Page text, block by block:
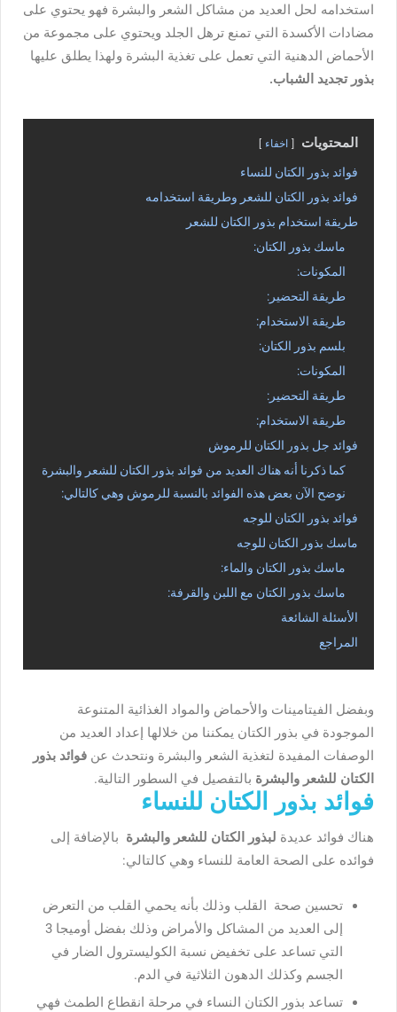
استخدامه لحل العديد من مشاكل الشعر والبشرة فهو يحتوي على
مضادات الأكسدة التي تمنع ترهل الجلد ويحتوي على مجموعة من
الأحماض الدهنية التي تعمل على تغذية البشرة ولهذا يطلق عليها
بذور تجديد الشباب.
المحتويات اخفاء
فوائد بذور الكتان للنساء
فوائد بذور الكتان للشعر وطريقة استخدامه
طريقة استخدام بذور الكتان للشعر
ماسك بذور الكتان:
المكونات:
طريقة التحضير:
طريقة الاستخدام:
بلسم بذور الكتان:
المكونات:
طريقة التحضير:
طريقة الاستخدام:
فوائد جل بذور الكتان للرموش
كما ذكرنا أنه هناك العديد من فوائد بذور الكتان للشعر والبشرة
نوضح الآن بعض هذه الفوائد بالنسبة للرموش وهي كالتالي:
فوائد بذور الكتان للوجه
ماسك بذور الكتان للوجه
ماسك بذور الكتان والماء:
ماسك بذور الكتان مع اللبن والقرفة:
الأسئلة الشائعة
المراجع
وبفضل الفيتامينات والأحماض والمواد الغذائية المتنوعة
الموجودة في بذور الكتان يمكننا من خلالها إعداد العديد من
الوصفات المفيدة لتغذية الشعر والبشرة ونتحدث عن فوائد بذور
الكتان للشعر والبشرة بالتفصيل في السطور التالية.
فوائد بذور الكتان للنساء
هناك فوائد عديدة لبذور الكتان للشعر والبشرة بالإضافة إلى
فوائده على الصحة العامة للنساء وهي كالتالي:
تحسين صحة القلب وذلك بأنه يحمي القلب من التعرض
إلى العديد من المشاكل والأمراض وذلك بفضل أوميجا 3
التي تساعد على تخفيض نسبة الكوليسترول الضار في
الجسم وكذلك الدهون الثلاثية في الدم.
تساعد بذور الكتان النساء في مرحلة انقطاع الطمث فهي